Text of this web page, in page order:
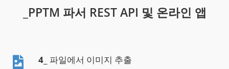
_PPTM 파서 REST API 및 온라인 앱
4 _ 파일에서 이미지 추출